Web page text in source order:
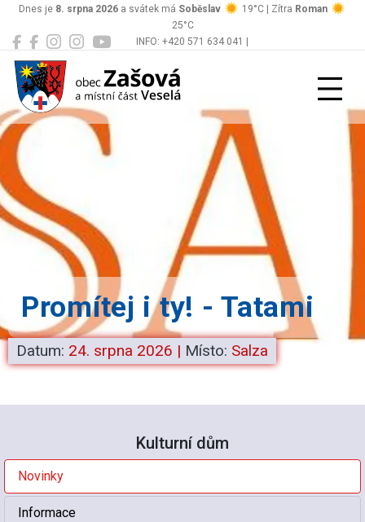
INFO: +420 571 634 041 |
Dnes je 8. srpna 2026 a svátek má Soběslav 19°C | Zítra Roman
25°C
Zašová
Promítej i ty! - Tatami
Datum: 24. srpna 2026 | Místo: Salza
Kulturní dům
Novinky
Informace